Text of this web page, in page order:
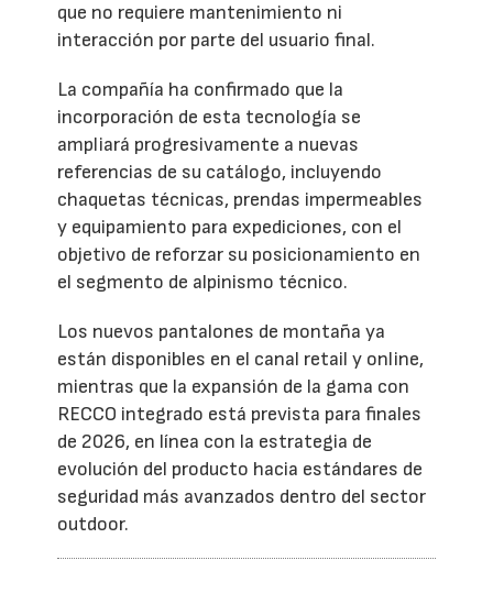
que no requiere mantenimiento ni
interacción por parte del usuario final.
La compañía ha confirmado que la
incorporación de esta tecnología se
ampliará progresivamente a nuevas
referencias de su catálogo, incluyendo
chaquetas técnicas, prendas impermeables
y equipamiento para expediciones, con el
objetivo de reforzar su posicionamiento en
el segmento de alpinismo técnico.
Los nuevos pantalones de montaña ya
están disponibles en el canal retail y online,
mientras que la expansión de la gama con
RECCO integrado está prevista para finales
de 2026, en línea con la estrategia de
evolución del producto hacia estándares de
seguridad más avanzados dentro del sector
outdoor.